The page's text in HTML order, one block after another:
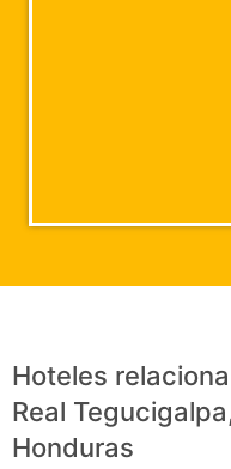
Hoteles
Real
Honduras